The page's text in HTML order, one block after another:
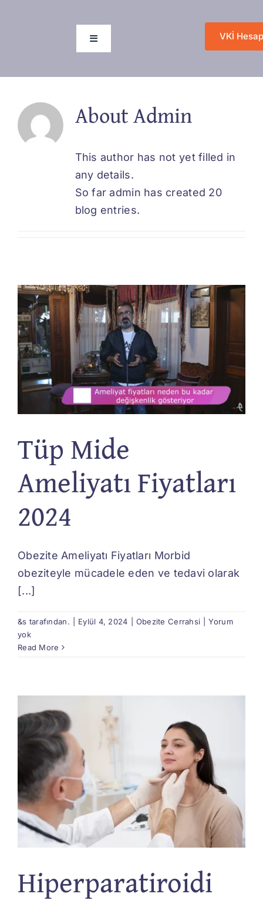
Toggle
Navigation
Hakkımızda
Hizmetlerimiz
VKİ
AboutAdmin
This author has not yet filled in
any details.
So far admin has created 20
blog entries.
Tüp Mide
Ameliyatı Fiyatları
2024
Obezite Ameliyatı Fiyatları Morbid
obeziteyle mücadele eden ve tedavi olarak
[...]
&s tarafından. Eylül 4, 2024 Obezite Cerrahsi
Yorum
yok
Read More
Hiperparatiroidi